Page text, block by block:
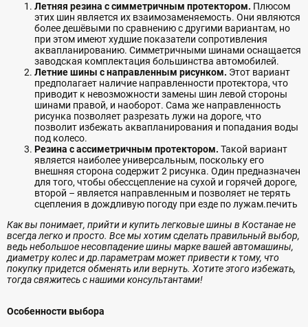
Летняя резина с симметричным протектором. Плюсом
этих шин является их взаимозаменяемость. Они являются
более дешёвыми по сравнению с другими вариантам, но
при этом имеют худшие показатели сопротивления
аквапланированию. Симметричными шинами оснащается
заводская комплектация большинства автомобилей.
Летние шины с направленным рисунком. Этот вариант
предполагает наличие направленности протектора, что
приводит к невозможности замены шин левой стороны
шинами правой, и наоборот. Сама же направленность
рисунка позволяет разрезать лужи на дороге, что
позволит избежать аквапланирования и попадания воды
под колесо.
Резина с ассиметричным протектором. Такой вариант
является наиболее универсальным, поскольку его
внешняя сторона содержит 2 рисунка. Один предназначен
для того, чтобы обессцепление на сухой и горячей дороге,
второй – является направленным и позволяет не терять
сцепления в дождливую погоду при езде по лужам.печить
Как вы понимает, прийти и купить легковые шины в Костанае не
всегда легко и просто. Все мы хотим сделать правильный выбор,
ведь небольшое несовпадение шины марке вашей автомашины,
диаметру колес и др.параметрам может привести к тому, что
покупку придется обменять или вернуть. Хотите этого избежать,
тогда свяжитесь с нашими консультантами!
Особенности выбора